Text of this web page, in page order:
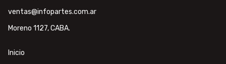
ventas@infopartes.com.ar
Moreno 1127, CABA.
Inicio